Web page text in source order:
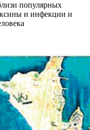
популярных
и инфекции и